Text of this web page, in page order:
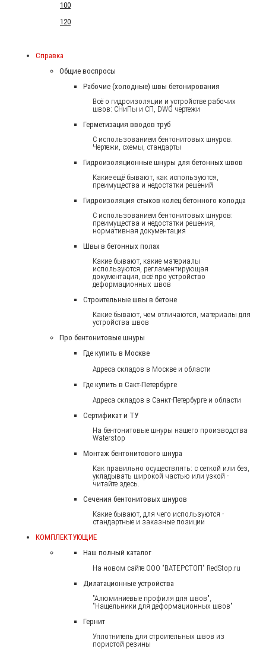
100
120
Справка
Общие воспросы
Рабочие (холодные) швы бетонирования
Всё о гидроизоляции и устройстве рабочих
швов: СНиПы и СП, DWG чертежи
Герметизация вводов труб
С использованием бентонитовых шнуров.
Чертежи, схемы, стандарты
Гидроизоляционные шнуры для бетонных швов
Какие ещё бывают, как используются,
преимущества и недостатки решений
Гидроизоляция стыков колец бетонного колодца
С использованием бентонитовых шнуров:
преимущества и недостатки решения,
нормативная документация
Швы в бетонных полах
Какие бывают, какие материалы
используются, регламентирующая
документация, всё про устройство
деформационных швов
Строительные швы в бетоне
Какие бывают, чем отличаются, материалы для
устройства швов
Про бентонитовые шнуры
Где купить в Москве
Адреса складов в Москве и области
Где купить в Сакт-Петербурге
Адреса складов в Санкт-Петербурге и области
Сертификат и ТУ
На бентонитовые шнуры нашего производства
Waterstop
Монтаж бентонитового шнура
Как правильно осуществлять: с сеткой или без,
укладывать широкой частью или узкой -
читайте здесь.
Сечения бентонитовых шнуров
Какие бывают, для чего используются -
стандартные и заказные позиции
КОМПЛЕКТУЮЩИЕ
Наш полный каталог
На новом сайте ООО "ВАТЕРСТОП" RedStop.ru
Дилатационные устройства
"Алюминиевые профиля для швов",
"Нащельники для деформационных швов"
Гернит
Уплотнитель для строительных швов из
пористой резины